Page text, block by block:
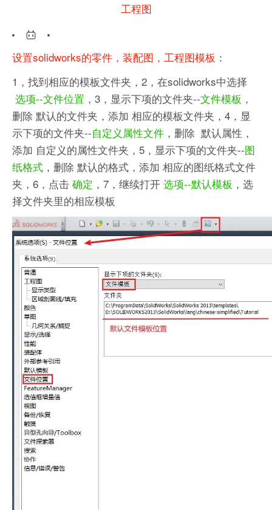
工程图
设置solidworks的零件，装配图，工程图模板 ：
1，找到相应的模板文件夹，2，在solidworks中选择
选项--文件位置 ，3，显示下项的文件夹--文件模板 ，
删除 默认的文件夹，添加 相应的模板文件夹，4，显
示下项的文件夹--自定义属性文件 ，删除 默认属性，
添加 自定义的属性文件夹，5，显示下项的文件夹--图
纸格式 ，删除 默认的格式，添加 相应的图纸格式文件
夹，6，点击 确定 ，7，继续打开 选项--默认模板 ，选
择文件夹里的相应模板